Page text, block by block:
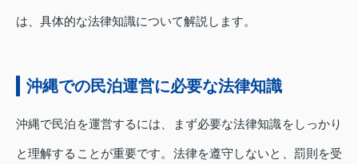
は、具体的な法律知識について解説します。
沖縄での民泊運営に必要な法律知識
沖縄で民泊を運営するには、まず必要な法律知識をしっかり
と理解することが重要です。法律を遵守しないと、罰則を受